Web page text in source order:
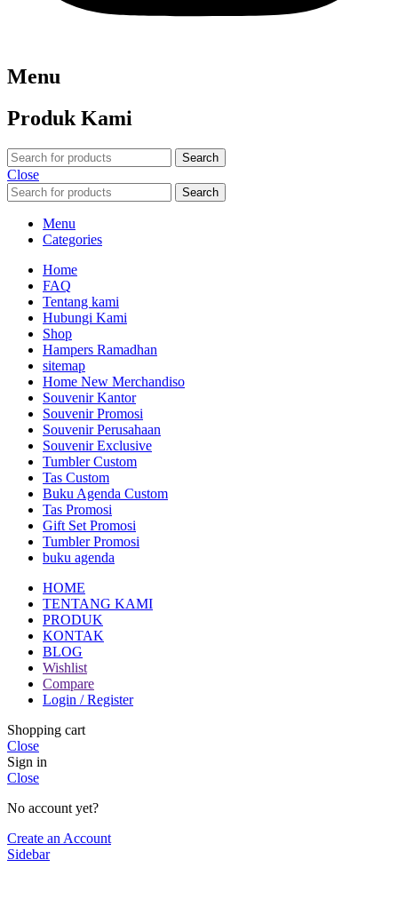
Menu
Produk Kami
Search
Close
Search
Menu
Categories
Home
FAQ
Tentang kami
Hubungi Kami
Shop
Hampers Ramadhan
sitemap
Home New Merchandiso
Souvenir Kantor
Souvenir Promosi
Souvenir Perusahaan
Souvenir Exclusive
Tumbler Custom
Tas Custom
Buku Agenda Custom
Tas Promosi
Gift Set Promosi
Tumbler Promosi
buku agenda
HOME
TENTANG KAMI
PRODUK
KONTAK
BLOG
Wishlist
Compare
Login / Register
Shopping cart
Close
Sign in
Close
No account yet?
Create an Account
Sidebar